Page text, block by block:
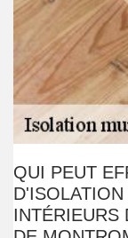
QUI PEUT
INTÉRIEURS